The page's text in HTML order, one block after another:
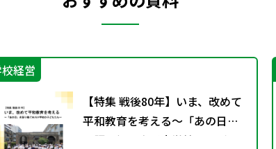
経営
【特集 戦後80年】いま、改めて
平和教育を考える〜「あの日」
を語り継ぐ本川小学校の子ども